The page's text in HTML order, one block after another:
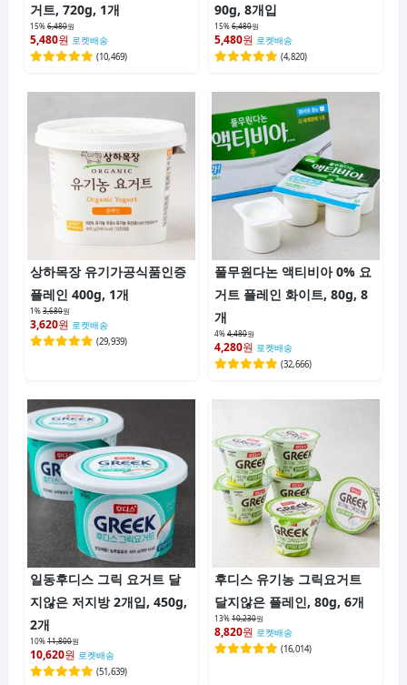
거트, 720g, 1개
15%6,480원
5,480원 로켓배송
(10,469)
90g, 8개입
15%6,480원
5,480원 로켓배송
(4,820)
상하목장 유기가공식품인증
플레인 400g, 1개
1%3,680원
3,620원 로켓배송
(29,939)
풀무원다논 액티비아 0% 요
거트 플레인 화이트, 80g, 8
개
4%4,480원
4,280원 로켓배송
(32,666)
일동후디스 그릭 요거트 달
지않은 저지방 2개입, 450g,
2개
10%11,800원
10,620원 로켓배송
(51,639)
후디스 유기농 그릭요거트
달지않은 플레인, 80g, 6개
13%10,230원
8,820원 로켓배송
(16,014)